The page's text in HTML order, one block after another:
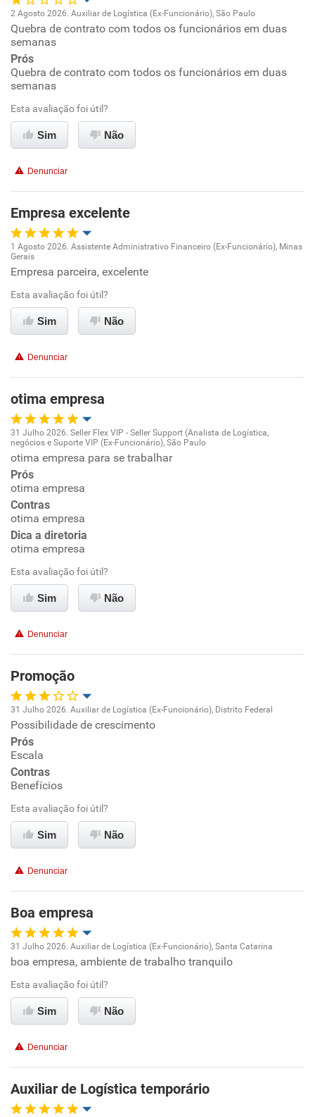
Benefícios
Recomenda esta empresa
Oportunidade de promoção
Ambiente de trabalho
Benefícios
Não recomenda esta empresa
Não recomenda a diretoria
2 Agosto 2026. Auxiliar de Logística (Ex-Funcionário), São Paulo
Quebra de contrato com todos os funcionários em duas
semanas
Prós
Quebra de contrato com todos os funcionários em duas
semanas
Esta avaliação foi útil?
Sim Não
Denunciar
Empresa excelente
Oportunidade de promoção
Ambiente de trabalho
Conciliação com a vida familiar
Recomenda esta empresa
Recomenda a diretoria
1 Agosto 2026. Assistente Administrativo Financeiro (Ex-Funcionário), Minas
Gerais
Empresa parceira, excelente
Esta avaliação foi útil?
Sim Não
Denunciar
otima empresa
Oportunidade de promoção
Conciliação com a vida familiar
Benefícios
Recomenda a diretoria
31 Julho 2026. Seller Flex VIP - Seller Support (Analista de Logística,
negócios e Suporte VIP (Ex-Funcionário), São Paulo
otima empresa para se trabalhar
Prós
otima empresa
Contras
otima empresa
Dica a diretoria
otima empresa
Esta avaliação foi útil?
Sim Não
Denunciar
Promoção
Oportunidade de promoção
Ambiente de trabalho
Benefícios
Recomenda esta empresa
Recomenda a diretoria
31 Julho 2026. Auxiliar de Logística (Ex-Funcionário), Distrito Federal
Possibilidade de crescimento
Prós
Escala
Contras
Benefícios
Esta avaliação foi útil?
Sim Não
Denunciar
Boa empresa
Oportunidade de promoção
Ambiente de trabalho
Benefícios
Recomenda esta empresa
31 Julho 2026. Auxiliar de Logística (Ex-Funcionário), Santa Catarina
boa empresa, ambiente de trabalho tranquilo
Esta avaliação foi útil?
Sim Não
Denunciar
Auxiliar de Logística temporário